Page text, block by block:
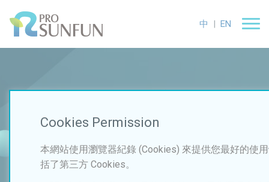
中 | EN
Cookies Permission
本網站使用瀏覽器紀錄 (Cookies) 來提供您最好的使
括了第三方 Cookies。